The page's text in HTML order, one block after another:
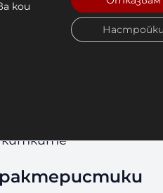
на пазара
при удар
китките
кои